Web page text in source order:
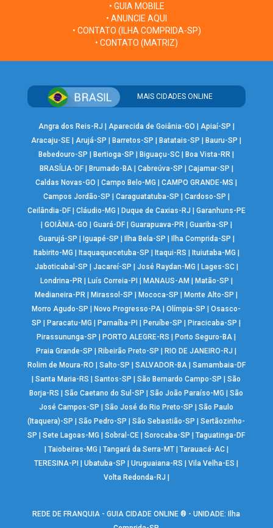
• GUIA MOBILE
• ANUNCIE AQUI
• CONTATO (ILHA COMPRIDA-SP)
• CONTATO (MATRIZ)
MAIS CIDADES ONLINE
Angra dos Reis-RJ | Aparecida de Goiânia-GO | Apiaí-SP |
Aracaju-SE | Arujá-SP |Barretos-SP |Batatais-SP |Bauru-SP |
Bebedouro-SP |Bertioga-SP |Biguaçu-SC |Boa Vista-RR |
BRASÍLIA-DF| Brumado-BA| Cabreúva-SP | Cajamar-SP |
Caldas Novas-GO |Campo Belo-MG |CAMPO GRANDE-MS |
Campos Jordão-SP | Caraguatatuba-SP | Cardoso-SP |
Ceilândia-DF| Cláudio-MG | Duque de Caxias-RJ | Garanhuns-PE
| GOIÂNIA-GO | Guará-DF| Guarapuava-PR | Guariba-SP |
Guarujá-SP | Iguapé-SP | Ilha Bela-SP | Ilha Comprida-SP |
Itabirito-MG | Itaquaquecetuba-SP | Itaqui-RS | Ituiutaba-MG |
Jaboticabal-SP | Jacareí-SP | José Raydan-MG | Lages-SC|
Londrina-PR | Luís Correia-PI | MANAUS-AM | Matão-SP |
Medianeira-PR |Mirassol-SP |Mococa-SP |Monte Alto-SP |
Morro Agudo-SP |Novo Progresso-PA |Olímpia-SP |Osasco-
SP |Paracatu-MG |Parnaíba-PI |Peruíbe-SP |Piracicaba-SP |
Pirassununga-SP |PORTO ALEGRE-RS |Porto Seguro-BA |
Praia Grande-SP |Ribeirão Preto-SP |RIO DE JANEIRO-RJ |
Rolim de Moura-RO | Salto-SP | SALVADOR-BA| Samambaia-DF
|Santa Maria-RS |Santos-SP |São Bernardo Campo-SP |São
Borja-RS |São Caetano do Sul-SP |São João Paraíso-MG |São
José Campos-SP |São José do Rio Preto-SP |São Paulo
(Itaquera)-SP |São Pedro-SP |São Sebastião-SP |Sertãozinho-
SP |Sete Lagoas-MG |Sobral-CE |Sorocaba-SP |Taguatinga-DF
| Taiobeiras-MG | Tangará da Serra-MT| Tarauacá-AC|
TERESINA-PI |Ubatuba-SP |Uruguaiana-RS |Vila Velha-ES |
Volta Redonda-RJ |
REDE DE FRANQUIA - GUIA CIDADE ONLINE ® - UNIDADE: Ilha